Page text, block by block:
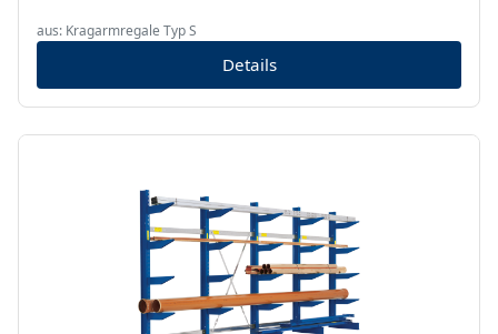
aus: Kragarmregale Typ S
Details